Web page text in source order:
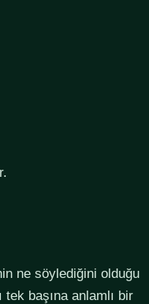
ne söylediğini olduğu
başına anlamlı bir